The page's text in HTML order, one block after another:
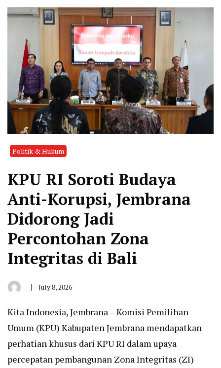
Politik & Hukum
KPU RI Soroti Budaya
Anti-Korupsi, Jembrana
Didorong Jadi
Percontohan Zona
Integritas di Bali
By July 8, 2026
Kita Indonesia, Jembrana – Komisi Pemilihan
Umum (KPU) Kabupaten Jembrana mendapatkan
perhatian khusus dari KPU RI dalam upaya
percepatan pembangunan Zona Integritas (ZI)